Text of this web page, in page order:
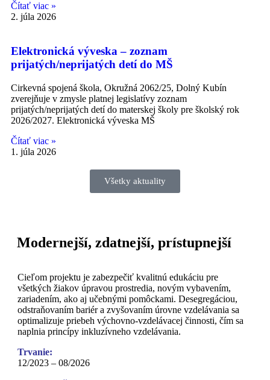
Čítať viac »
2. júla 2026
Elektronická výveska – zoznam
prijatých/neprijatých detí do MŠ
Cirkevná spojená škola, Okružná 2062/25, Dolný Kubín
zverejňuje v zmysle platnej legislatívy zoznam
prijatých/neprijatých detí do materskej školy pre školský rok
2026/2027. Elektronická výveska MŠ
Čítať viac »
1. júla 2026
Všetky aktuality
Modernejší, zdatnejší, prístupnejší
Cieľom projektu je zabezpečiť kvalitnú edukáciu pre
všetkých žiakov úpravou prostredia, novým vybavením,
zariadením, ako aj učebnými pomôckami. Desegregáciou,
odstraňovaním bariér a zvyšovaním úrovne vzdelávania sa
optimalizuje priebeh výchovno-vzdelávacej činnosti, čím sa
naplnia princípy inkluzívneho vzdelávania.
Trvanie:
12/2023 – 08/2026